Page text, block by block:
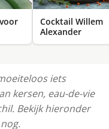
Cocktail Willem
Alexander
iets
kersen, eau-de-vie
Bekijk hieronder